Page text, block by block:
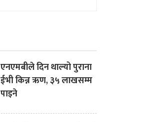
एनएमबीले दिन थाल्यो पुराना
ईभी किन्न ऋण, ३५ लाखसम्म
पाइने